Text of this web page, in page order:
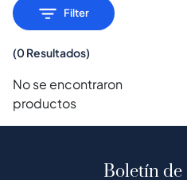
Filter
(0 Resultados)
No se encontraron
productos
Boletín